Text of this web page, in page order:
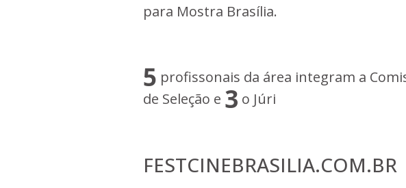
para Mostra Brasília.
5 profissonais da área integram a
de Seleção e 3 o Júri
FESTCINEBRASILIA.COM.BR